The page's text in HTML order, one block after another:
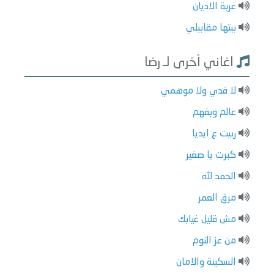
غربة الاديان
بيتها مقابيلي
اغاني أخرى لـ رضا
لا قدي ولا موهمي
عالم وبفهم
ربيت ع ايديا
كبرت يا صغير
الحمد لله
مرق العمر
مش قليل غيابك
من عز النوم
السكينة والامان